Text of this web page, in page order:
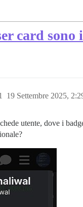
card
19 Settembre 2025,
utente, dove i